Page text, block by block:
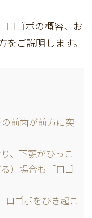
口ゴボの概容、お
ご説明します。
前歯が前方に突
、下顎がひっこ
）場合も「口ゴ
ゴボをひき起こ